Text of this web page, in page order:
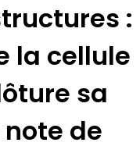
:
la cellule
sa
de